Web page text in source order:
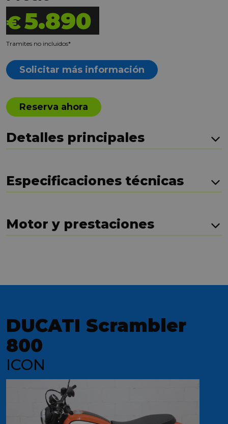
€5.890
Tramites no incluidos*
Solicitar más información
Reserva ahora
Detalles principales
Especificaciones técnicas
Motor y prestaciones
DUCATI Scrambler
800
ICON